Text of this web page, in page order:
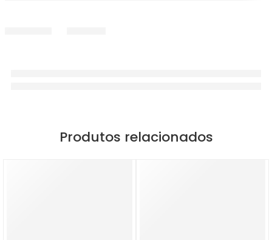
Produtos relacionados